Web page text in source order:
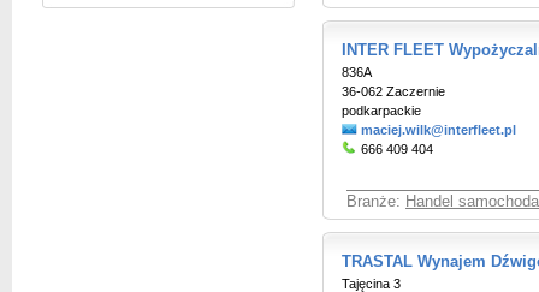
INTER FLEET
836A
36-062 Zaczernie
podkarpackie
maciej.wilk@interfleet.pl
666 409 404
Branże: Handel
TRASTAL Wynajem
Tajęcina 3